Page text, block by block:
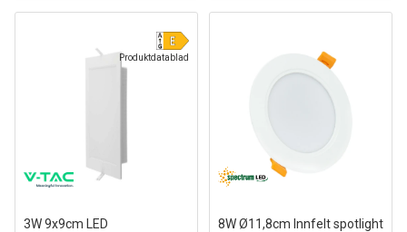
Produktdatablad
3W 9x9cm LED
8W Ø11,8cm Innfelt spotlight